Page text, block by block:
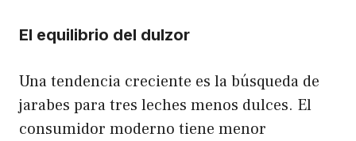
El equilibrio del dulzor
Una tendencia creciente es la búsqueda de
jarabes para tres leches menos dulces. El
consumidor moderno tiene menor